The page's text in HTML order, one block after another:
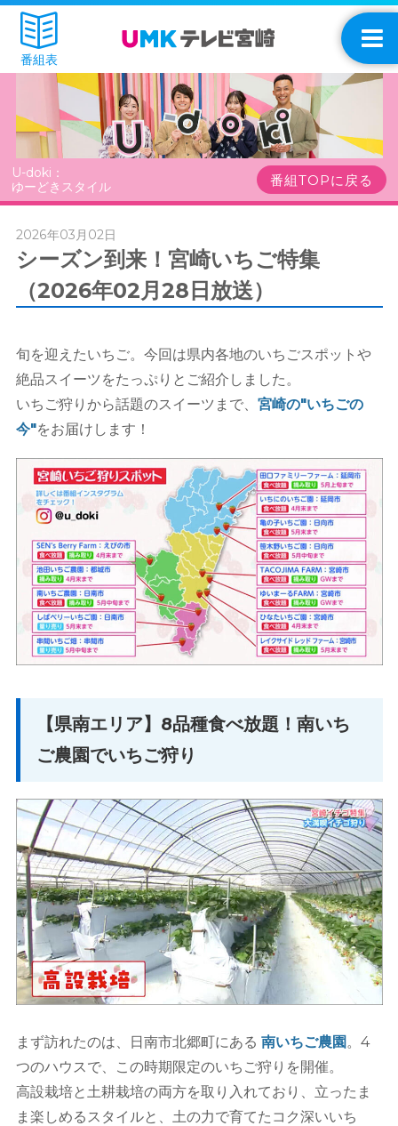
番組表
U-doki：
ゆーどきスタイル
番組TOPに戻る
2026年03月02日
シーズン到来！宮崎いちご特集
（2026年02月28日放送）
旬を迎えたいちご。今回は県内各地のいちごスポットや
絶品スイーツをたっぷりとご紹介しました。
いちご狩りから話題のスイーツまで、 宮崎の"いちごの
今"をお届けします！
【県南エリア】8品種食べ放題！南いち
ご農園でいちご狩り
まず訪れたのは、日南市北郷町にある 南いちご農園。4
つのハウスで、この時期限定のいちご狩りを開催。
高設栽培と土耕栽培の両方を取り入れており、立ったま
ま楽しめるスタイルと、土の力で育てたコク深いいち